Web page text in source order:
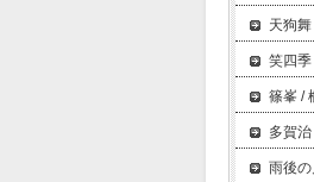
天狗舞
笑四季
篠峯 /
多賀治
雨後の